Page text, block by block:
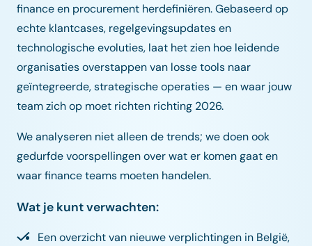
finance en procurement herdefiniëren. Gebaseerd op
echte klantcases, regelgevingsupdates en
technologische evoluties, laat het zien hoe leidende
organisaties overstappen van losse tools naar
geïntegreerde, strategische operaties — en waar jouw
team zich op moet richten richting 2026.
We analyseren niet alleen de trends; we doen ook
gedurfde voorspellingen over wat er komen gaat en
waar finance teams moeten handelen.
Wat je kunt verwachten:
Een overzicht van nieuwe verplichtingen in België,